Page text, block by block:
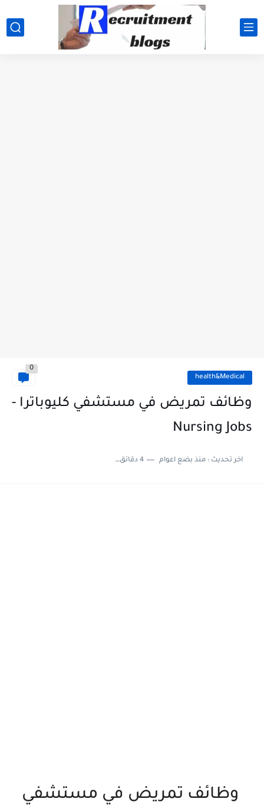
google.com, pub-2091334367487754, DIRECT, f08c47fec0942fa0
health&Medical
0
وظائف تمريض في مستشفي كليوباترا -
Nursing Jobs
اخر تحديث :منذ بضع اعوام 4 دقائق للقراءة
وظائف تمريض في مستشفي